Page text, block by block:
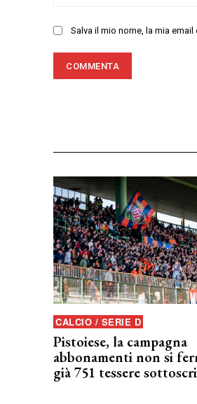
Salva il mio nome, la mia
CALCIO / SERIE D
Pistoiese, la campagna
abbonamenti non si
già 751 tessere